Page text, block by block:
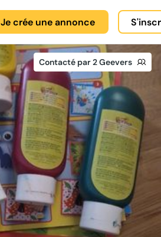
Je crée une annonce
Contacté par 2 Geevers